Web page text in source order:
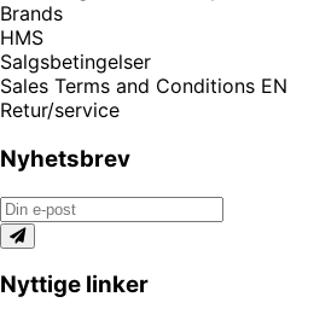
Brands
HMS
Salgsbetingelser
Sales Terms and Conditions EN
Retur/service
Nyhetsbrev
Nyttige linker